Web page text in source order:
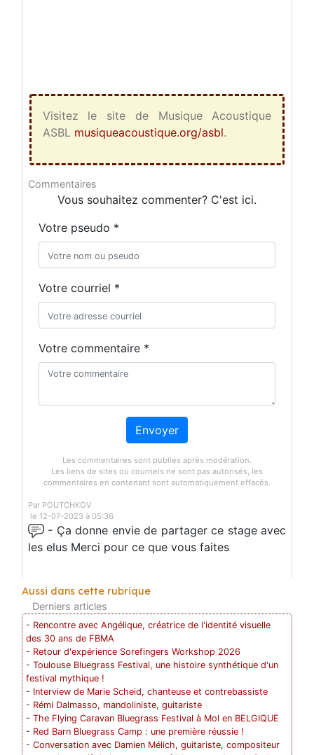
Visitez le site de Musique Acoustique
ASBL musiqueacoustique.org/asbl.
Commentaires
Vous souhaitez commenter? C'est ici.
Votre pseudo *
Votre courriel *
Votre commentaire *
Envoyer
Les commentaires sont publiés après modération.
Les liens de sites ou courriels ne sont pas autorisés, les
commentaires en contenant sont automatiquement effacés.
Par POUTCHKOV
le 12-07-2023 à 05:36
- Ça donne envie de partager ce stage avec
les elus Merci pour ce que vous faites
Aussi dans cette rubrique
Derniers articles
- Rencontre avec Angélique, créatrice de l'identité visuelle
des 30 ans de FBMA
- Retour d'expérience Sorefingers Workshop 2026
-Toulouse Bluegrass Festival, une histoire synthétique d'un
festival mythique !
- Interview de Marie Scheid, chanteuse et contrebassiste
- Rémi Dalmasso, mandoliniste, guitariste
-The Flying Caravan Bluegrass Festival à Mol en BELGIQUE
- Red Barn Bluegrass Camp : une première réussie !
-Conversation avec Damien Mélich, guitariste, compositeur